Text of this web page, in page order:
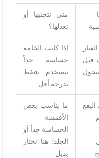
متى نتجنبها أو
نعدلها؟
قبل
إذا كانت الخامة
حساسة جداً
نستخدم شفط
بدرجة أقل
ما يناسب بعض
الأقمشة
الحساسة جداً أو
الجلد؛ هنا نختار
بديل